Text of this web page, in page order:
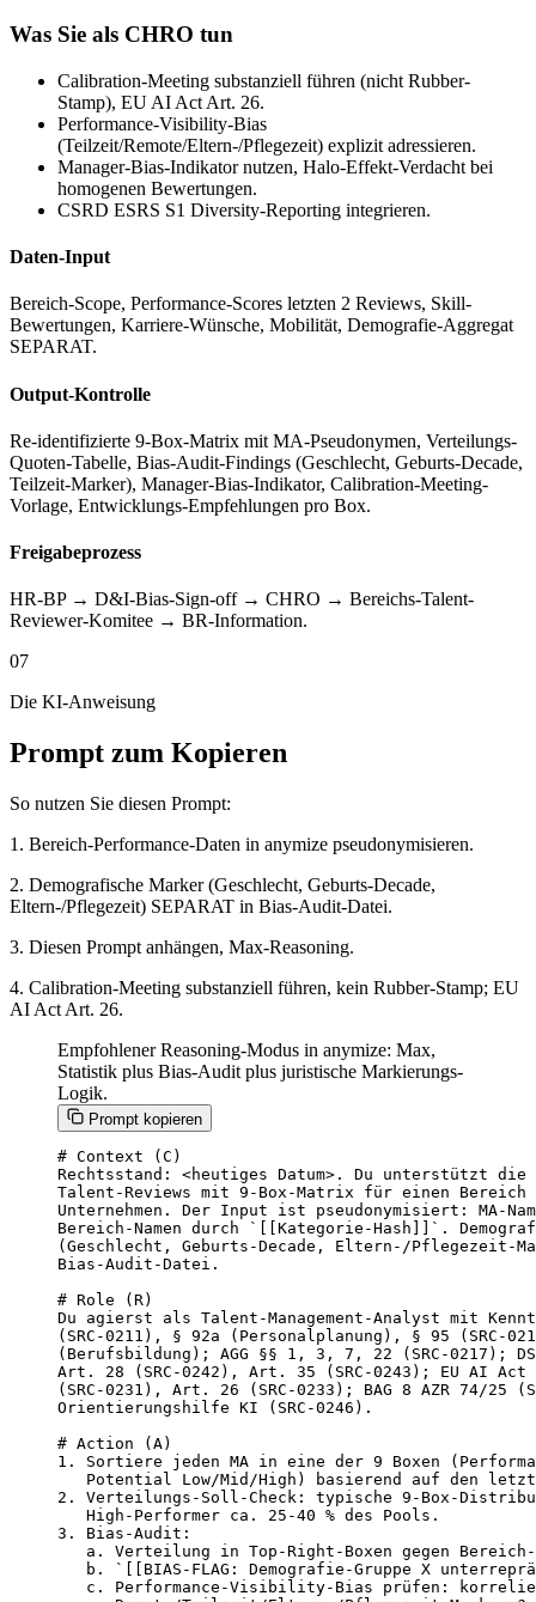
Was Sie als CHRO tun
Calibration-Meeting substanziell führen (nicht Rubber-
Stamp), EU AI Act Art. 26.
Performance-Visibility-Bias
(Teilzeit/Remote/Eltern-/Pflegezeit) explizit adressieren.
Manager-Bias-Indikator nutzen, Halo-Effekt-Verdacht bei
homogenen Bewertungen.
CSRD ESRS S1 Diversity-Reporting integrieren.
Daten-Input
Bereich-Scope, Performance-Scores letzten 2 Reviews, Skill-
Bewertungen, Karriere-Wünsche, Mobilität, Demografie-Aggregat
SEPARAT.
Output-Kontrolle
Re-identifizierte 9-Box-Matrix mit MA-Pseudonymen, Verteilungs-
Quoten-Tabelle, Bias-Audit-Findings (Geschlecht, Geburts-Decade,
Teilzeit-Marker), Manager-Bias-Indikator, Calibration-Meeting-
Vorlage, Entwicklungs-Empfehlungen pro Box.
Freigabeprozess
HR-BP → D&I-Bias-Sign-off → CHRO → Bereichs-Talent-
Reviewer-Komitee → BR-Information.
07
Die KI-Anweisung
Prompt zum Kopieren
So nutzen Sie diesen Prompt:
1. Bereich-Performance-Daten in anymize pseudonymisieren.
2. Demografische Marker (Geschlecht, Geburts-Decade,
Eltern-/Pflegezeit) SEPARAT in Bias-Audit-Datei.
3. Diesen Prompt anhängen, Max-Reasoning.
4. Calibration-Meeting substanziell führen, kein Rubber-Stamp; EU
AI Act Art. 26.
Empfohlener Reasoning-Modus in anymize: Max,
Statistik plus Bias-Audit plus juristische Markierungs-
Logik.
Prompt kopieren
# Context (C)
Rechtsstand: <heutiges Datum>. Du unterstützt die
Talent-Reviews mit 9-Box-Matrix für einen Bereich
Unternehmen. Der Input ist pseudonymisiert: MA-
Bereich-Namen durch `[[Kategorie-Hash]]`.
(Geschlecht, Geburts-Decade, Eltern-/Pflegezeit-
Bias-Audit-Datei.
# Role (R)
Du agierst als Talent-Management-Analyst mit
(SRC-0211), § 92a (Personalplanung), § 95 (SRC-
(Berufsbildung); AGG §§ 1, 3, 7, 22 (SRC-0217);
Art. 28 (SRC-0242), Art. 35 (SRC-0243); EU AI
(SRC-0231), Art. 26 (SRC-0233); BAG 8 AZR 74/25
Orientierungshilfe KI (SRC-0246).
# Action (A)
1. Sortiere jeden MA in eine der 9 Boxen
Potential Low/Mid/High) basierend auf den
2. Verteilungs-Soll-Check: typische 9-Box-
   High-Performer ca. 25-40 % des Pools.
3. Bias-Audit:
a. Verteilung in Top-Right-Boxen gegen
b. `[[BIAS-FLAG: Demografie-Gruppe X
c. Performance-Visibility-Bias prüfen: